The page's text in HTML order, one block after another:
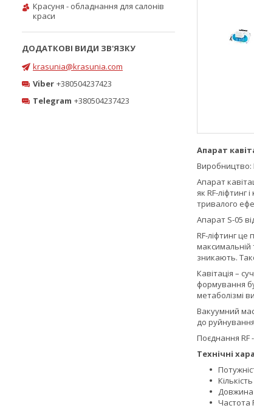
Апарат
Виробництво:
Апарат
як RF-
тривалого
Апарат S-05
RF-ліфтинг
максимальній
зникають.
Кавітація –
формування
метаболізмі
Вакуумний
до
Поєднання RF
Технічні
Довжина
Частота
Красуня - обладнання для салонів
краси
krasunia@krasunia.com
Viber +380504237423
Telegram +380504237423